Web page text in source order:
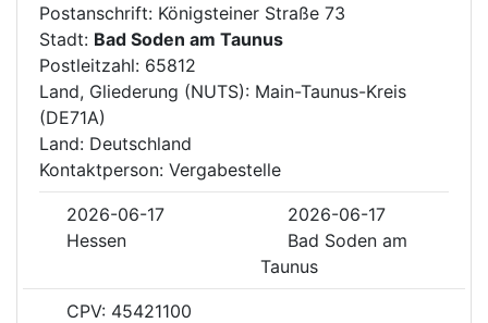
Postanschrift: Königsteiner Straße 73
Stadt: Bad Soden am Taunus
Postleitzahl: 65812
Land, Gliederung (NUTS): Main-Taunus-Kreis
(DE71A)
Land: Deutschland
Kontaktperson: Vergabestelle
2026-06-17
2026-06-17
Hessen
Bad Soden am
Taunus
CPV: 45421100